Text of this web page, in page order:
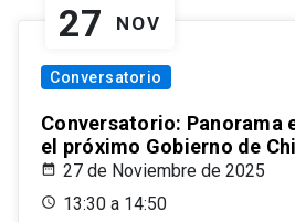
27 NOV
Conversatorio
Conversatorio: Panorama
el próximo Gobierno de
27 de Noviembre de 2025
13:30 a 14:50